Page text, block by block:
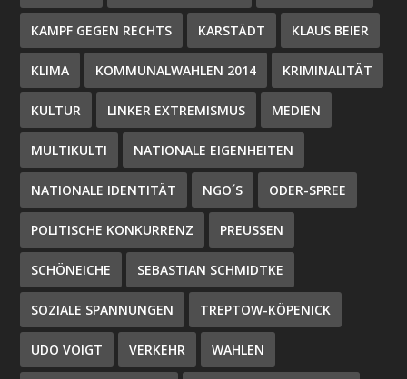
KAMPF GEGEN RECHTS KARSTÄDT KLAUS BEIER
KLIMA KOMMUNALWAHLEN 2014 KRIMINALITÄT
KULTUR LINKER EXTREMISMUS MEDIEN
MULTIKULTI NATIONALE EIGENHEITEN
NATIONALE IDENTITÄT NGO´S ODER-SPREE
POLITISCHE KONKURRENZ PREUSSEN
SCHÖNEICHE SEBASTIAN SCHMIDTKE
SOZIALE SPANNUNGEN TREPTOW-KÖPENICK
UDO VOIGT VERKEHR WAHLEN